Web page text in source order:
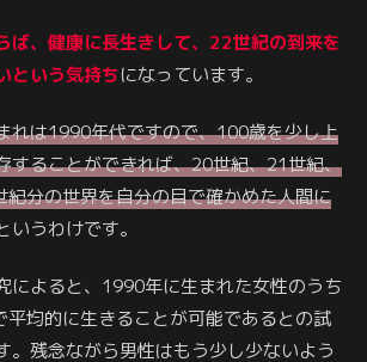
ば、健康に長生きして、22世紀の到来を
という気持ちになっています。
れは1990年代ですので、100歳を少し上
することができれば、20世紀、21世紀、
分の世界を自分の目で確かめた人間に
いうわけです。
によると、1990年に生まれた女性のうち
平均的に生きることが可能であるとの試
。残念ながら男性はもう少し少ないよう